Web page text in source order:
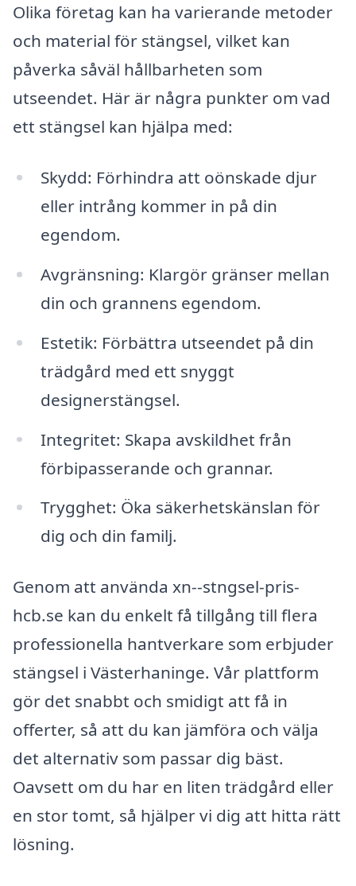
Olika företag kan ha varierande metoder
och material för stängsel, vilket kan
påverka såväl hållbarheten som
utseendet. Här är några punkter om vad
ett stängsel kan hjälpa med:
Skydd: Förhindra att oönskade djur
eller intrång kommer in på din
egendom.
Avgränsning: Klargör gränser mellan
din och grannens egendom.
Estetik: Förbättra utseendet på din
trädgård med ett snyggt
designerstängsel.
Integritet: Skapa avskildhet från
förbipasserande och grannar.
Trygghet: Öka säkerhetskänslan för
dig och din familj.
Genom att använda xn--stngsel-pris-
hcb.se kan du enkelt få tillgång till flera
professionella hantverkare som erbjuder
stängsel i Västerhaninge. Vår plattform
gör det snabbt och smidigt att få in
offerter, så att du kan jämföra och välja
det alternativ som passar dig bäst.
Oavsett om du har en liten trädgård eller
en stor tomt, så hjälper vi dig att hitta rätt
lösning.